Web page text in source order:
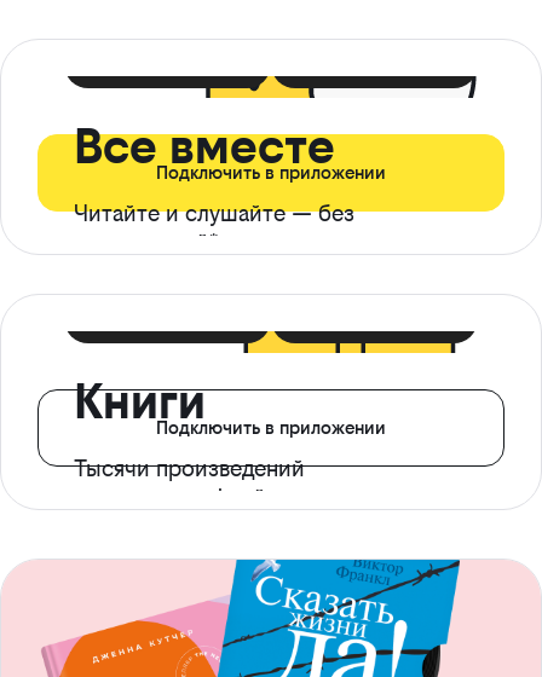
Все вместе
Читайте и слушайте — без
ограничений*
Подключить в приложении
Книги
Тысячи произведений
с доступом офлайн
Подключить в приложении